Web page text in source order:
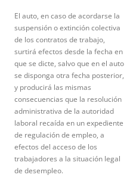
El auto, en caso de acordarse la
suspensión o extinción colectiva
de los contratos de trabajo,
surtirá efectos desde la fecha en
que se dicte, salvo que en el auto
se disponga otra fecha posterior,
y producirá las mismas
consecuencias que la resolución
administrativa de la autoridad
laboral recaída en un expediente
de regulación de empleo, a
efectos del acceso de los
trabajadores a la situación legal
de desempleo.